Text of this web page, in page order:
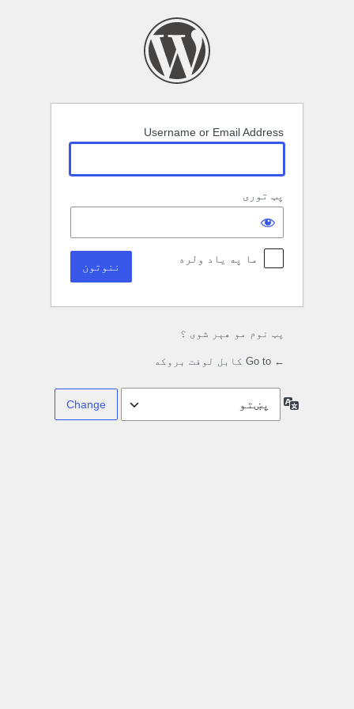
Username or Email Address
پټ توری
ما په یاد ولره
پټ نوم مو هېر شوی ؟
← Go to کابل لوفت بروکه
Language